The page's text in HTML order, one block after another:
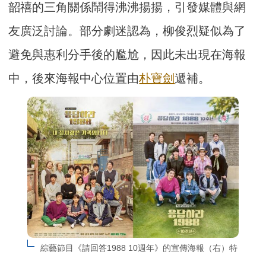
韶禧的三角關係鬧得沸沸揚揚，引發媒體與網
友廣泛討論。部分劇迷認為，柳俊烈疑似為了
避免與惠利分手後的尷尬，因此未出現在海報
中，後來海報中心位置由朴寶劍遞補。
綜藝節目《請回答1988 10週年》的宣傳海報（右）特